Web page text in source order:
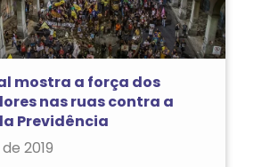
mostra a força dos
nas ruas contra a
Previdência
2019